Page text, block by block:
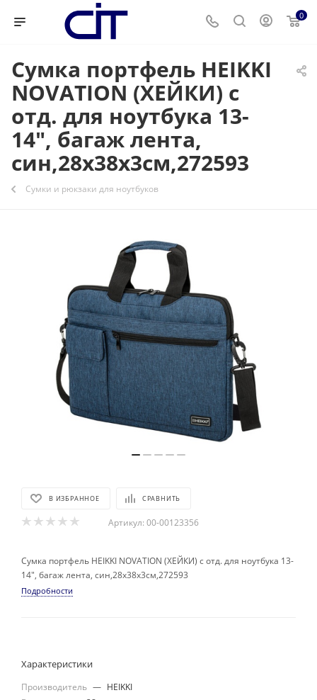
0
Сумка портфель HEIKKI
NOVATION (ХЕЙКИ) с
отд. для ноутбука 13-
14", багаж лента,
син,28х38х3см,272593
Сумки и рюкзаки для ноутбуков
В ИЗБРАННОЕ СРАВНИТЬ
Артикул: 00-00123356
Сумка портфель HEIKKI NOVATION (ХЕЙКИ) с отд. для ноутбука 13-
14", багаж лента, син,28х38х3см,272593
Подробности
Характеристики
Производитель — HEIKKI